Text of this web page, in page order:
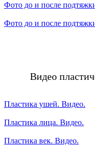
Фото до и после
Фото до и после
Видео
Пластика ушей. Видео.
Пластика лица. Видео.
Пластика век. Видео.